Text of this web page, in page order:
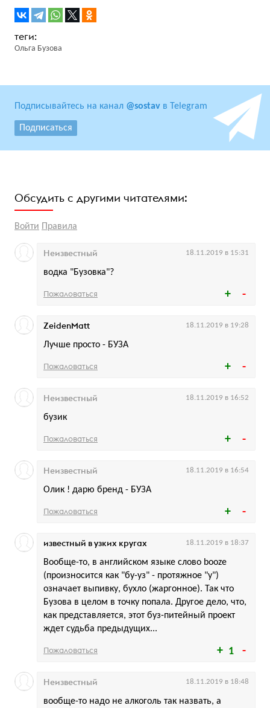
Ольга Бузова
Подписывайтесь на канал @sostav в Telegram
Подписаться
Обсудить с другими читателями:
Войти Правила
водка "Бузовка"?
Неизвестный 18.11.2019 в 15:31
Пожаловаться
Лучше просто - БУЗА
ZeidenMatt 18.11.2019 в 19:28
Пожаловаться
бузик
Неизвестный 18.11.2019 в 16:52
Пожаловаться
Олик ! дарю бренд - БУЗА
Неизвестный 18.11.2019 в 16:54
Пожаловаться
1
Вообще-то, в английском языке слово booze
(произносится как "бу-уз" - протяжное "у")
означает выпивку, бухло (жаргонное). Так что
Бузова в целом в точку попала. Другое дело, что,
как представляется, этот буз-питейный проект
ждет судьба предыдущих...
известный в узких кругах 18.11.2019 в 18:37
Пожаловаться
вообще-то надо не алкоголь так назвать, а
Неизвестный 18.11.2019 в 18:48